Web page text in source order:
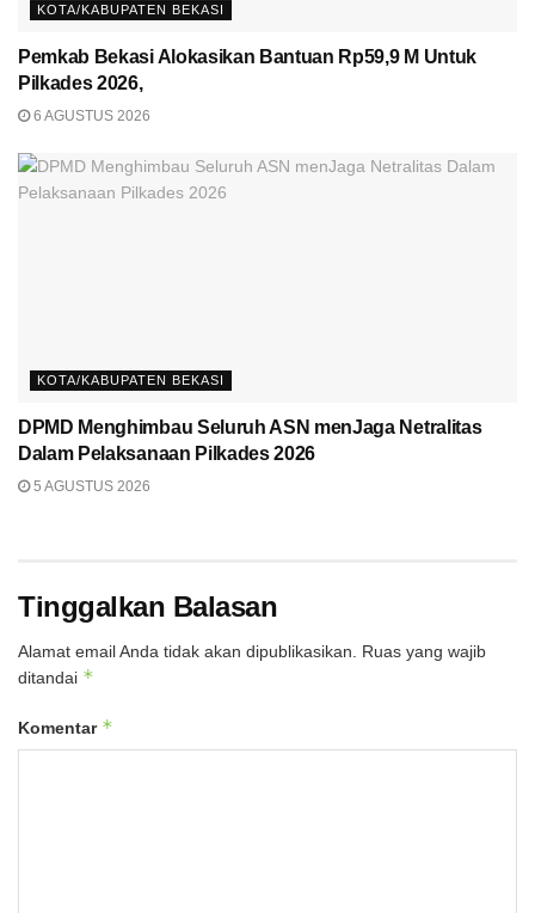
KOTA/KABUPATEN BEKASI
Pemkab Bekasi Alokasikan Bantuan Rp59,9 M Untuk
Pilkades 2026,
6 AGUSTUS 2026
KOTA/KABUPATEN BEKASI
DPMD Menghimbau Seluruh ASN menJaga Netralitas
Dalam Pelaksanaan Pilkades 2026
5 AGUSTUS 2026
Tinggalkan Balasan
Alamat email Anda tidak akan dipublikasikan.
Ruas yang wajib
ditandai *
Komentar *